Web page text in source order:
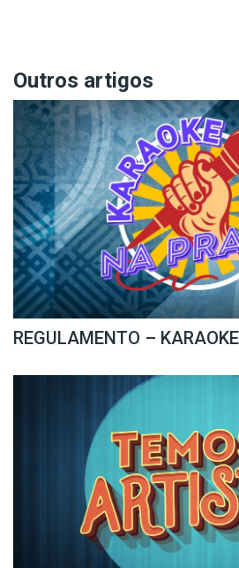
Outros artigos
REGULAMENTO –